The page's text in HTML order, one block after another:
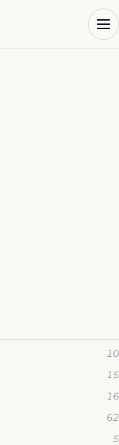
10
15
16
62
5